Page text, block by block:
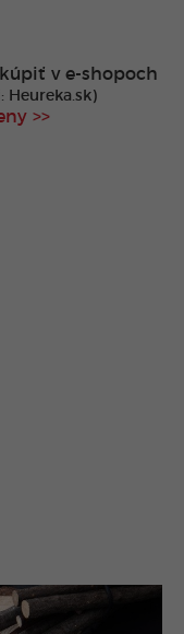
v e-shopoch
Heureka.sk)
>>